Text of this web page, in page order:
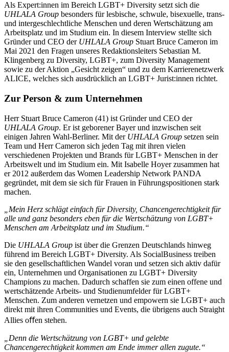
Als Expert:innen im Bereich LGBT+ Diversity setzt sich die
UHLALA Group besonders für lesbische, schwule, bisexuelle, trans-
und intergeschlechtliche Menschen und deren Wertschätzung am
Arbeitsplatz und im Studium ein. In diesem Interview stellte sich
Gründer und CEO der UHLALA Group Stuart Bruce Cameron im
Mai 2021 den Fragen unseres Redaktionsleiters Sebastian M.
Klingenberg zu Diversity, LGBT+, zum Diversity Management
sowie zu der Aktion „Gesicht zeigen“ und zu dem Karrierenetzwerk
ALICE, welches sich ausdrücklich an LGBT+ Jurist:innen richtet.
Zur Person & zum Unternehmen
Herr Stuart Bruce Cameron (41) ist Gründer und CEO der
UHLALA Group. Er ist geborener Bayer und inzwischen seit
einigen Jahren Wahl-Berliner. Mit der UHLALA Group setzen sein
Team und Herr Cameron sich jeden Tag mit ihren vielen
verschiedenen Projekten und Brands für LGBT+ Menschen in der
Arbeitswelt und im Studium ein. Mit Isabelle Hoyer zusammen hat
er 2012 außerdem das Women Leadership Network PANDA
gegründet, mit dem sie sich für Frauen in Führungspositionen stark
machen.
Mein Herz schlägt einfach für Diversity, Chancengerechtigkeit für
alle und ganz besonders eben für die Wertschätzung von LGBT+
Menschen am Arbeitsplatz und im Studium.“
Die UHLALA Group ist über die Grenzen Deutschlands hinweg
führend im Bereich LGBT+ Diversity. Als SocialBusiness treiben
sie den gesellschaftlichen Wandel voran und setzen sich aktiv dafür
ein, Unternehmen und Organisationen zu LGBT+ Diversity
Champions zu machen. Dadurch schaffen sie zum einen offene und
wertschätzende Arbeits- und Studienumfelder für LGBT+
Menschen. Zum anderen vernetzen und empowern sie LGBT+ auch
direkt mit ihren Communities und Events, die übrigens auch Straight
Allies oﬀen stehen.
Denn die Wertschätzung von LGBT+ und gelebte
Chancengerechtigkeit kommen am Ende immer allen zugute.“